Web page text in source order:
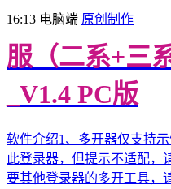
16:13 电脑端 原创制作
服（二系+三
_V1.4 PC版
软件介绍1、多开器仅支持
此登录器，但提示不适配，
要其他登录器的多开工具，